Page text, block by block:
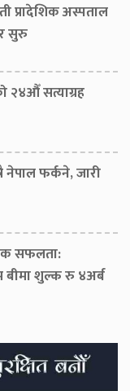
प्रादेशिक अस्पताल
सुरु
२४औँ सत्याग्रह
नेपाल फर्कने, जारी
सफलता:
बीमा शुल्क रु ४अर्ब